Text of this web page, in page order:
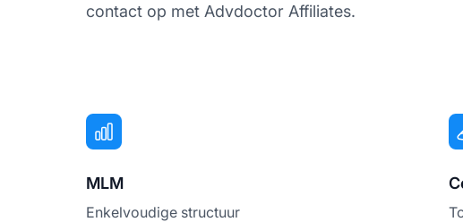
contact op met Advdoctor Affiliates.
MLM
Enkelvoudige structuur